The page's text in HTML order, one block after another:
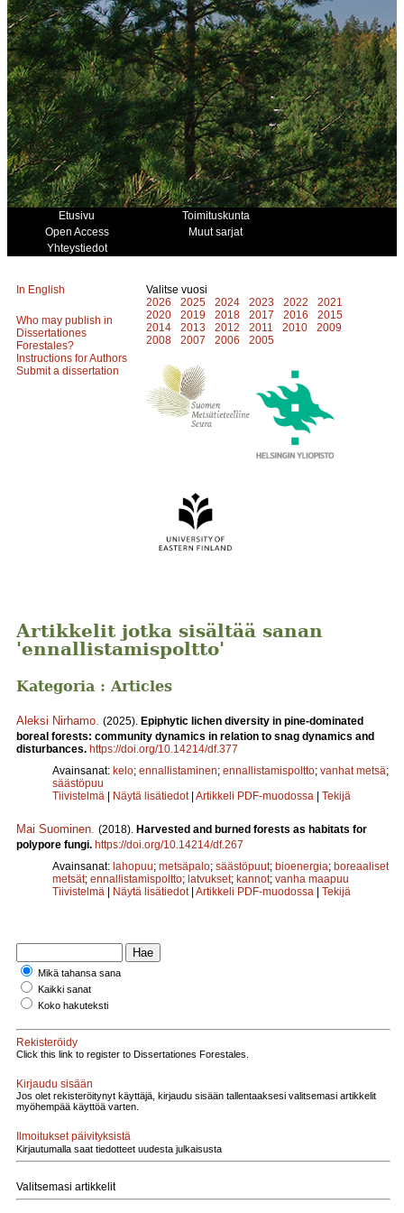
Etusivu
Toimituskunta
Open Access
Muut sarjat
Yhteystiedot
In English
Who may publish in
Dissertationes
Forestales?
Instructions for Authors
Submit a dissertation
Valitse vuosi
2026
2025 2024 2023 2022
2021
2020
2019 2018 2017 2016
2015
2014
2013 2012 2011 2010
2009
2008
2007 2006 2005
Artikkelit jotka sisältää sanan
'ennallistamispoltto'
Kategoria : Articles
Aleksi Nirhamo (2025). Epiphytic lichen diversity in pine-dominated
boreal forests: community dynamics in relation to snag dynamics and
disturbances. https://doi.org/10.14214/df.377
Avainsanat: kelo; ennallistaminen; ennallistamispoltto; vanhat metsä;
säästöpuu
Tiivistelmä | Näytä lisätiedot | Artikkeli PDF-muodossa | Tekijä
Mai Suominen (2018). Harvested and burned forests as habitats for
polypore fungi. https://doi.org/10.14214/df.267
Avainsanat: lahopuu; metsäpalo; säästöpuut; bioenergia; boreaaliset
metsät; ennallistamispoltto; latvukset; kannot; vanha maapuu
Tiivistelmä | Näytä lisätiedot | Artikkeli PDF-muodossa | Tekijä
Mikä tahansa sana
Kaikki sanat
Koko hakuteksti
Rekisteröidy
Click this link to register to Dissertationes Forestales.
Kirjaudu sisään
Jos olet rekisteröitynyt käyttäjä, kirjaudu sisään tallentaaksesi valitsemasi artikkelit
myöhempää käyttöä varten.
Ilmoitukset päivityksistä
Kirjautumalla saat tiedotteet uudesta julkaisusta
Valitsemasi artikkelit